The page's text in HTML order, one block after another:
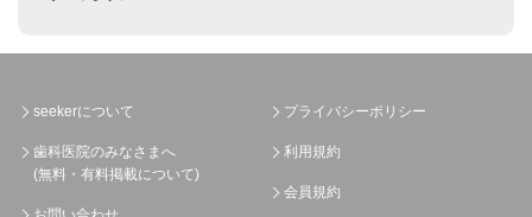
seekerについて
歯科医院のみなさまへ
(無料・有料掲載について)
プライバシーポリシー
利用規約
会員規約